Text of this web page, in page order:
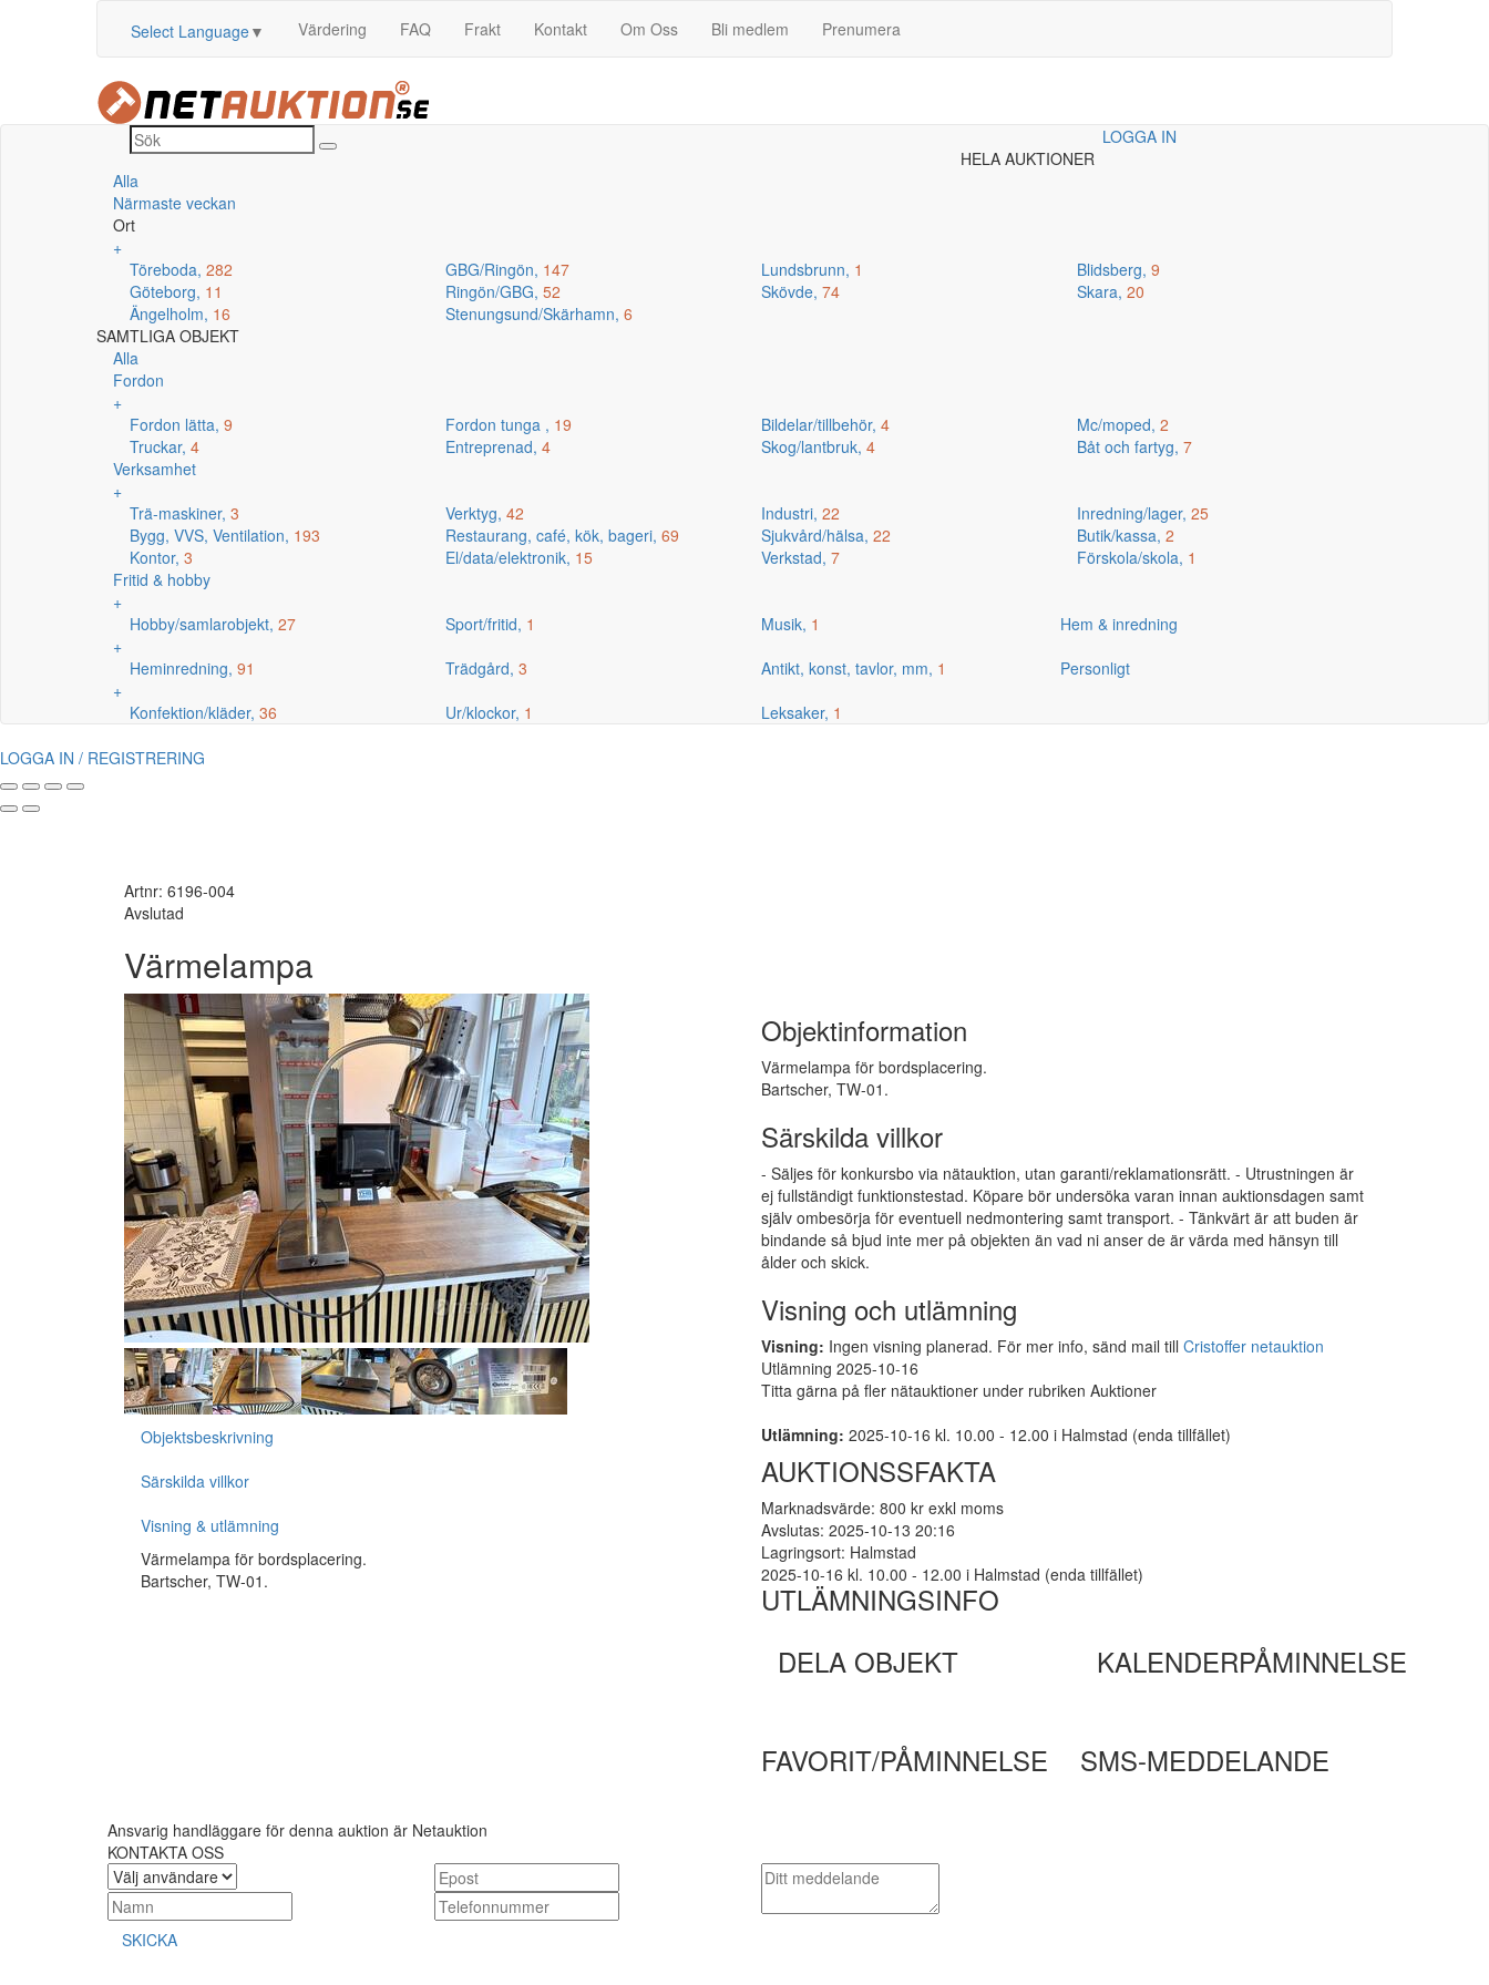
Select Language▼ Värdering FAQ Frakt Kontakt Om Oss Bli medlem Prenumera
LOGGA IN
HELA AUKTIONER
Alla
Närmaste veckan
Ort
+
Töreboda, 282 GBG/Ringön, 147 Lundsbrunn, 1 Blidsberg, 9
Göteborg, 11 Ringön/GBG, 52 Skövde, 74 Skara, 20
Ängelholm, 16 Stenungsund/Skärhamn, 6
SAMTLIGA OBJEKT
Alla
Fordon
+
Fordon lätta, 9 Fordon tunga , 19 Bildelar/tillbehör, 4 Mc/moped, 2
Truckar, 4 Entreprenad, 4 Skog/lantbruk, 4 Båt och fartyg, 7
Verksamhet
+
Trä-maskiner, 3 Verktyg, 42 Industri, 22 Inredning/lager, 25
Bygg, VVS, Ventilation, 193 Restaurang, café, kök, bageri, 69 Sjukvård/hälsa, 22 Butik/kassa, 2
Kontor, 3 El/data/elektronik, 15 Verkstad, 7 Förskola/skola, 1
Fritid & hobby
+
Hobby/samlarobjekt, 27 Sport/fritid, 1 Musik, 1
Hem & inredning
+
Heminredning, 91 Trädgård, 3 Antikt, konst, tavlor, mm, 1
Personligt
+
Konfektion/kläder, 36 Ur/klockor, 1 Leksaker, 1
LOGGA IN / REGISTRERING
Artnr: 6196-004
Avslutad
Värmelampa
Objektsbeskrivning
Särskilda villkor
Visning & utlämning
Värmelampa för bordsplacering.
Bartscher, TW-01.
Objektinformation
Värmelampa för bordsplacering.
Bartscher, TW-01.
Särskilda villkor
- Säljes för konkursbo via nätauktion, utan garanti/reklamationsrätt. - Utrustningen är
ej fullständigt funktionstestad. Köpare bör undersöka varan innan auktionsdagen samt
själv ombesörja för eventuell nedmontering samt transport. - Tänkvärt är att buden är
bindande så bjud inte mer på objekten än vad ni anser de är värda med hänsyn till
ålder och skick.
Visning och utlämning
Visning: Ingen visning planerad. För mer info, sänd mail till Cristoffer netauktion
Utlämning 2025-10-16
Titta gärna på fler nätauktioner under rubriken Auktioner
Utlämning: 2025-10-16 kl. 10.00 - 12.00 i Halmstad (enda tillfället)
AUKTIONSSFAKTA
Marknadsvärde: 800 kr exkl moms
Avslutas: 2025-10-13 20:16
Lagringsort: Halmstad
2025-10-16 kl. 10.00 - 12.00 i Halmstad (enda tillfället)
UTLÄMNINGSINFO
DELA OBJEKT
KALENDERPÅMINNELSE
FAVORIT/PÅMINNELSE SMS-MEDDELANDE
Ansvarig handläggare för denna auktion är Netauktion
KONTAKTA OSS
SKICKA